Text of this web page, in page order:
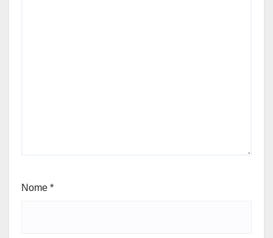
Nome *